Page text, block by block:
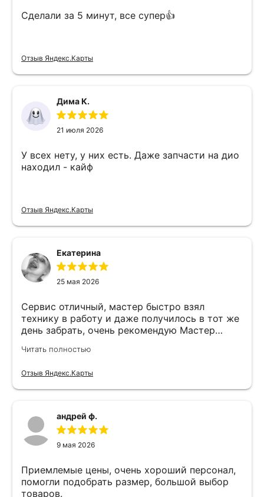
Сделали за 5 минут, все супер👍
Отзыв Яндекс.Карты
Дима К.
21 июля 2026
У всех нету, у них есть. Даже запчасти на дио
находил - кайф
Отзыв Яндекс.Карты
Екатерина
25 мая 2026
Сервис отличный, мастер быстро взял
технику в работу и даже получилось в тот же
день забрать, очень рекомендую Мастер
Читать полностью
Отзыв Яндекс.Карты
андрей ф.
9 мая 2026
Приемлемые цены, очень хороший персонал,
помогли подобрать размер, большой выбор
товаров.